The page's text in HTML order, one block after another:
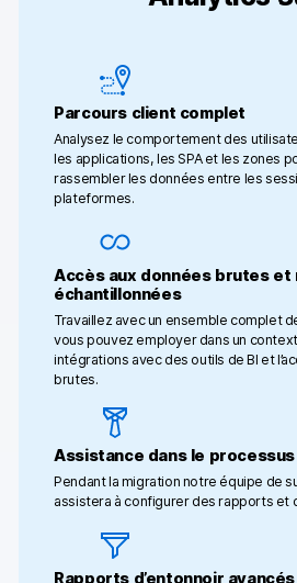
Parcours client complet
Analysez le comportement des
les applications, les SPA et les zones
rassembler les données entre les
plateformes.
Accès aux données brutes et
échantillonnées
Travaillez avec un ensemble complet
vous pouvez employer dans un
intégrations avec des outils de BI et
brutes.
Assistance dans le
Pendant la migration notre équipe de
assistera à configurer des rapports et
Rapports d’entonnoir avancés